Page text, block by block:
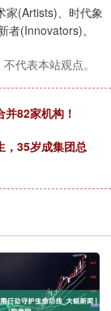
(Artists)、时代象
(Innovators)。
代表本站观点。
82家机构！
，35岁成集团总